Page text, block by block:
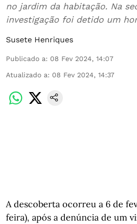
no jardim da habitação. Na
investigação foi detido um
Susete Henriques
Publicado a: 08 Fev 2024, 14:07
Atualizado a: 08 Fev 2024, 14:37
A descoberta ocorreu a 6 de
feira), após a denúncia de um